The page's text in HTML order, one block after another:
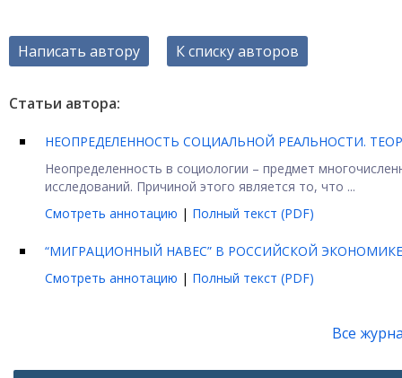
Написать автору К списку авторов
Статьи автора:
НЕОПРЕДЕЛЕННОСТЬ СОЦИАЛЬНОЙ РЕАЛЬНОСТИ.
Неопределенность в социологии – предмет
исследований. Причиной этого является то, что ...
Смотреть аннотацию | Полный текст (PDF)
“МИГРАЦИОННЫЙ НАВЕС” В РОССИЙСКОЙ ЭКОНОМИКЕ
Смотреть аннотацию | Полный текст (PDF)
Все